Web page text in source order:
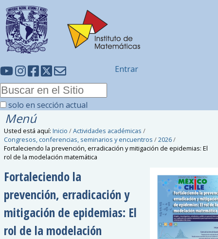
solo en sección actual
Entrar
Menú
Usted está aquí: Inicio /Actividades académicas /
Congresos, conferencias, seminarios y encuentros /2026/
Fortaleciendo la prevención, erradicación y mitigación de epidemias: El
rol de la modelación matemática
Fortaleciendo la
prevención, erradicación y
mitigación de epidemias: El
rol de la modelación